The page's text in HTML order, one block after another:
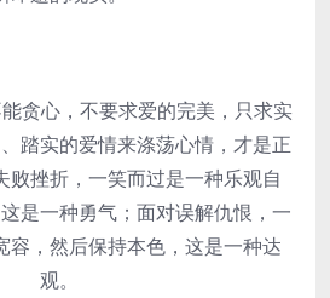
心，不要求爱的完美，只求实
踏实的爱情来涤荡心情，才是正
败挫折，一笑而过是一种乐观自
是一种勇气；面对误解仇恨，一
容，然后保持本色，这是一种达
观。